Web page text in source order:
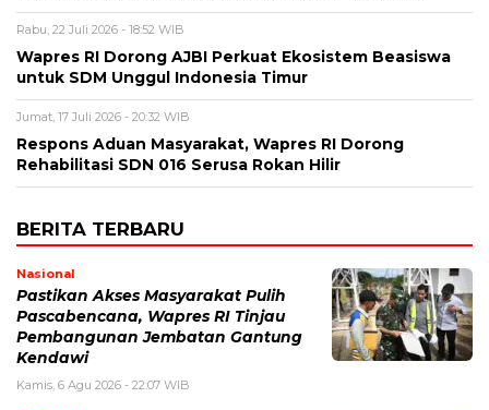
Rabu, 22 Juli 2026 - 18:52 WIB
Wapres RI Dorong AJBI Perkuat Ekosistem Beasiswa
untuk SDM Unggul Indonesia Timur
Jumat, 17 Juli 2026 - 20:32 WIB
Respons Aduan Masyarakat, Wapres RI Dorong
Rehabilitasi SDN 016 Serusa Rokan Hilir
BERITA TERBARU
Nasional
Pastikan Akses Masyarakat Pulih
Pascabencana, Wapres RI Tinjau
Pembangunan Jembatan Gantung
Kendawi
Kamis, 6 Agu 2026 - 22:07 WIB